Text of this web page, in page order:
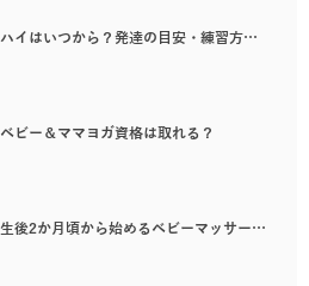
イはいつから？発達の目安・練習方…
ビー＆ママヨガ資格は取れる？
後2か月頃から始めるベビーマッサー…